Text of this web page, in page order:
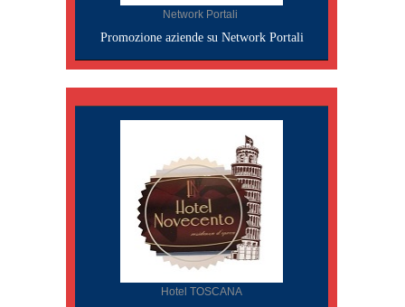
Network Portali
Promozione aziende su Network Portali
Hotel TOSCANA